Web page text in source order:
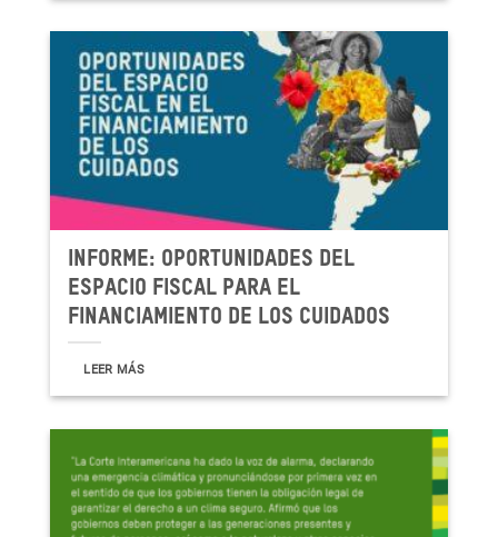
Informe: Oportunidades del
espacio fiscal para el
financiamiento de los cuidados
LEER MÁS